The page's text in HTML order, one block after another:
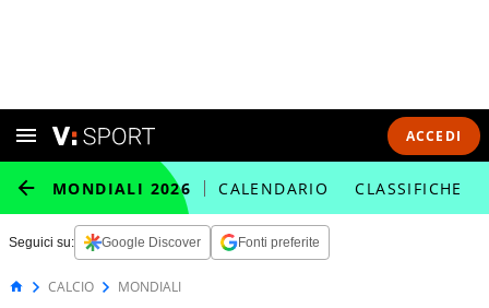
ACCEDI
MONDIALI 2026 CALENDARIO CLASSIFICHE
Seguici su: Google Discover Fonti preferite
CALCIO MONDIALI